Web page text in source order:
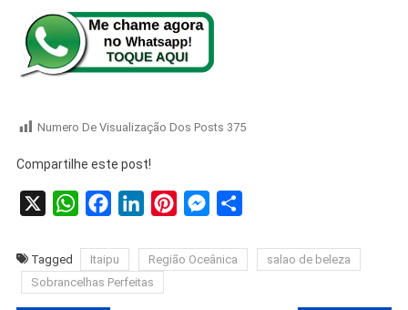
Numero De Visualização Dos Posts 375
Compartilhe este post!
WhatsAppFacebookLinkedInPinterestMessenger
Tagged Itaipu Região Oceânica
salao de beleza
Sobrancelhas Perfeitas